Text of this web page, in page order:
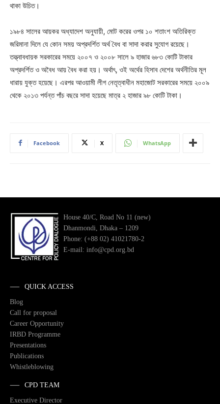
থাকা উচিত।
১৯৮৪ সালের আয়কর অধ্যাদেশ অনুযায়ী, মোট করের ওপর ১০ শতাংশ অতিরিক্ত
জরিমানা দিলে যে কোন সময় অপ্রদর্শিত অর্থ বৈধ বা সাদা করার সুযোগ রয়েছে।
তত্ত্বাবধায়ক সরকারের সময়ে ২০০৭ ও ২০০৮ সালে ৯ হাজার ৬৮৩ কোটি টাকার
অপ্রদর্শিত ও অবৈধ আয় বৈধ করা হয়। অর্থাৎ, ওই অর্থের হিসাব দেশের অর্থনীতির মূল
ধারায় যুক্ত হয়েছে। এরপর আওয়ামী লীগ নেতৃত্বাধীন মহাজোট সরকারের সময়ে ২০০৯
থেকে ২০১৩ পর্যন্ত পাঁচ বছরে সাদা হয়েছে মাত্র ২ হাজার ৯৮ কোটি টাকা।
Facebook X WhatsApp
House 40/C, Road No 11 (new)
Dhanmondi, Dhaka – 1209
Phone: (+88 02) 41021780-2
E-mail: info@cpd.org.bd
QUICK ACCESS
Blog
Call for proposal
Career Opportunity
IRBD Programme
Presentations
Publications
Whistleblowing
CPD TEAM
Executive Director